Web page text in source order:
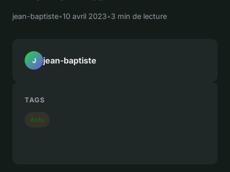
jean-baptiste•10 avril 2023•3 min de lecture
J jean-baptiste
TAGS
Actu